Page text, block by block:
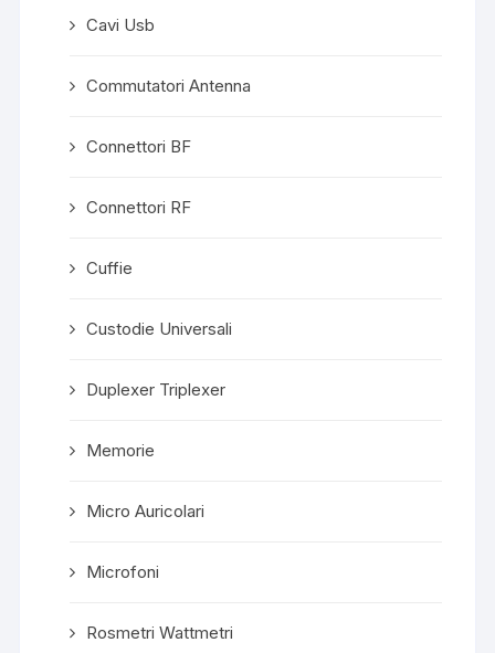
Cavi Usb
Commutatori Antenna
Connettori BF
Connettori RF
Cuffie
Custodie Universali
Duplexer Triplexer
Memorie
Micro Auricolari
Microfoni
Rosmetri Wattmetri